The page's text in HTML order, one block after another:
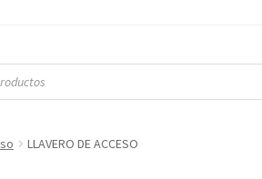
LLAVERO DE ACCESO